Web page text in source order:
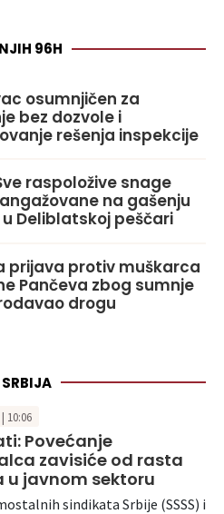
96H
osumnjičen za
bez dozvole i
rešenja inspekcije
raspoložive snage
na gašenju
Deliblatskoj peščari
prijava protiv muškarca
Pančeva zbog sumnje
drogu
10:06
Povećanje
zavisiće od rasta
u javnom sektoru
sindikata Srbije (SSSS) i